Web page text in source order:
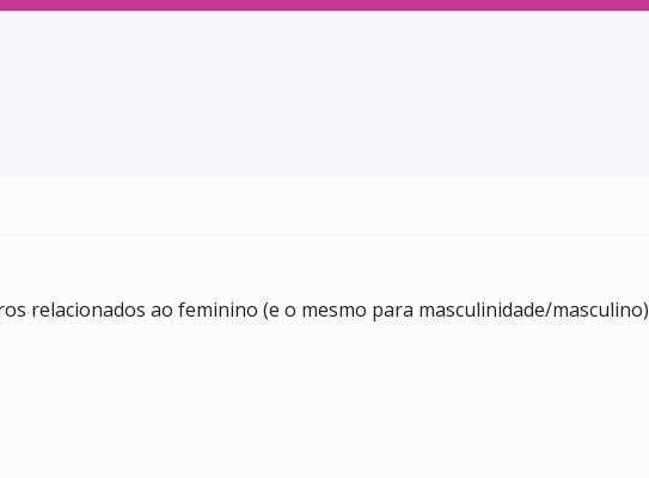
relacionados ao feminino (e o mesmo para masculinidade/masculino)